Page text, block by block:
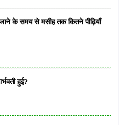
के समय से मसीह तक कितने पीढ़ियाँ
हुई?